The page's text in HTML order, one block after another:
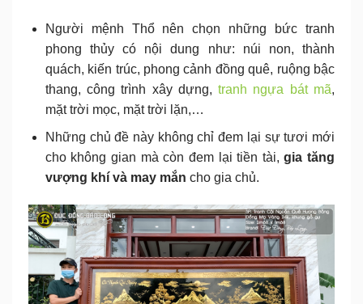
Người mệnh Thổ nên chọn những bức tranh
phong thủy có nội dung như: núi non, thành
quách, kiến trúc, phong cảnh đồng quê, ruộng bậc
thang, công trình xây dựng,tranh ngựa bát mã,
mặt trời mọc, mặt trời lặn,…
Những chủ đề này không chỉ đem lại sự tươi mới
cho không gian mà còn đem lại tiền tài,gia tăng
vượng khí và may mắn cho gia chủ.